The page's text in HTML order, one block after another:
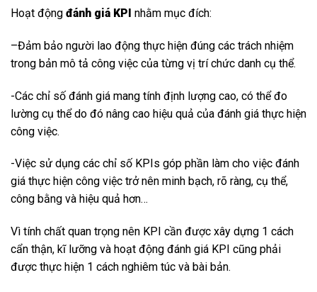
Hoạt động đánh giá KPI nhằm mục đích:
–Đảm bảo người lao động thực hiện đúng các trách nhiệm
trong bản mô tả công việc của từng vị trí chức danh cụ thể.
-Các chỉ số đánh giá mang tính định lượng cao, có thể đo
lường cụ thể do đó nâng cao hiệu quả của đánh giá thực hiện
công việc.
-Việc sử dụng các chỉ số KPIs góp phần làm cho việc đánh
giá thực hiện công việc trở nên minh bạch, rõ ràng, cụ thể,
công bằng và hiệu quả hơn…
Vì tính chất quan trọng nên KPI cần được xây dựng 1 cách
cẩn thận, kĩ lưỡng và hoạt động đánh giá KPI cũng phải
được thực hiện 1 cách nghiêm túc và bài bản.